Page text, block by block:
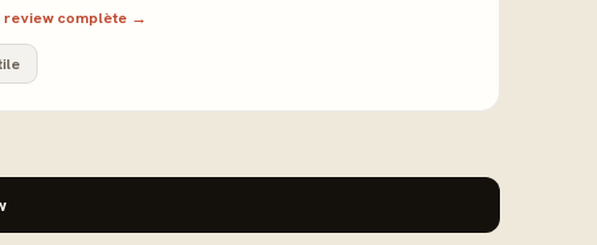
review complète →